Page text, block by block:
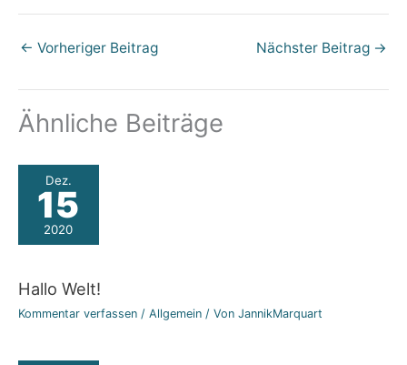
← Vorheriger Beitrag Nächster Beitrag →
Ähnliche Beiträge
Dez.
15
2020
Hallo Welt!
Kommentar verfassen / Allgemein / Von JannikMarquart